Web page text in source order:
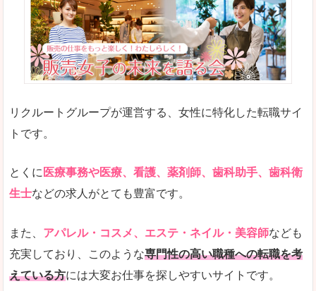
リクルートグループが運営する、女性に特化した転職サイ
トです。
とくに 医療事務や医療、看護、薬剤師、歯科助手、歯科衛
生士などの求人がとても豊富です。
また、 アパレル・コスメ、エステ・ネイル・美容師なども
充実しており、このような専門性の高い職種への転職を考
えている方には大変お仕事を探しやすいサイトです。